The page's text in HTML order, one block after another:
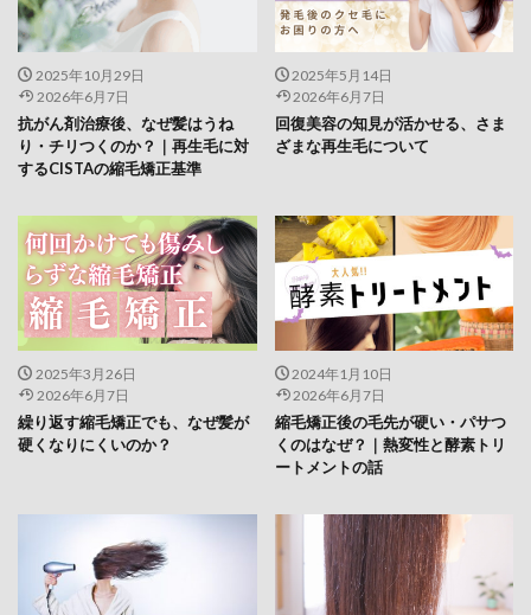
2025年10月29日
2026年6月7日
抗がん剤治療後、なぜ髪はうね
り・チリつくのか？｜再生毛に対
するCISTAの縮毛矯正基準
2025年5月14日
2026年6月7日
回復美容の知見が活かせる、さま
ざまな再生毛について
2025年3月26日
2026年6月7日
繰り返す縮毛矯正でも、なぜ髪が
硬くなりにくいのか？
2024年1月10日
2026年6月7日
縮毛矯正後の毛先が硬い・パサつ
くのはなぜ？｜熱変性と酵素トリ
ートメントの話